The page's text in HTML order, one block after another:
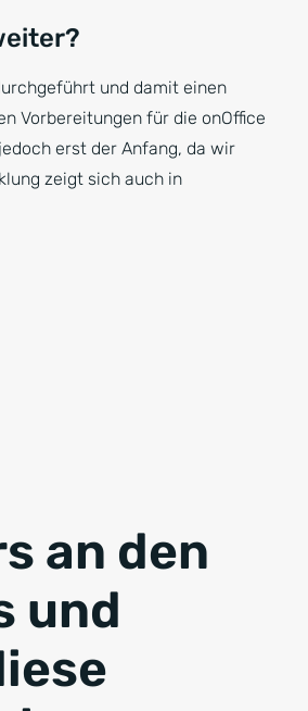
und damit einen
Vorbereitungen für die onOffice
erst der Anfang, da wir
zeigt sich auch in
an den
und